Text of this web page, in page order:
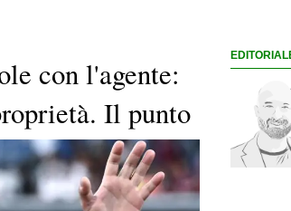
con l'agente:
Il punto